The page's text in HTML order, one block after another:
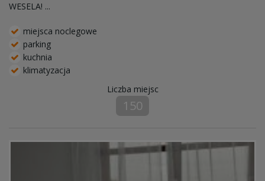
WESELA! ...
miejsca noclegowe
parking
kuchnia
klimatyzacja
Liczba miejsc
150